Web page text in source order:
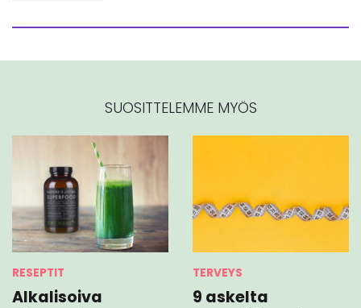
SUOSITTELEMME MYÖS
RESEPTIT
Alkalisoiva
TERVEYS
9 askelta